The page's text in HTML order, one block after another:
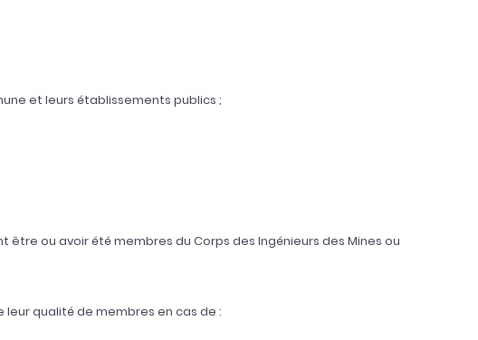
et leurs établissements publics ;
ou avoir été membres du Corps des Ingénieurs des Mines ou
qualité de membres en cas de :